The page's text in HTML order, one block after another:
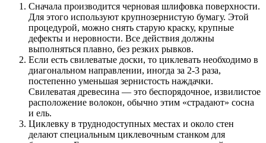
Сначала производится черновая шлифовка поверхности.
Для этого используют крупнозернистую бумагу. Этой
процедурой, можно снять старую краску, крупные
дефекты и неровности. Все действия должны
выполняться плавно, без резких рывков.
Если есть свилеватые доски, то циклевать необходимо в
диагональном направлении, иногда за 2-3 раза,
постепенно уменьшая зернистость наждачки.
Свилеватая древесина — это беспорядочное, извилистое
расположение волокон, обычно этим «страдают» сосна
и ель.
Циклевку в труднодоступных местах и около стен
делают специальным циклевочным станком для